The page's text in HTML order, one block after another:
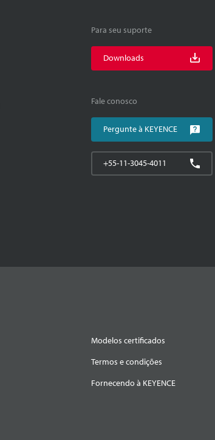
Para seu suporte
Downloads
Fale conosco
Pergunte à KEYENCE
+55-11-3045-4011
Modelos certificados
Termos e condições
Fornecendo à KEYENCE